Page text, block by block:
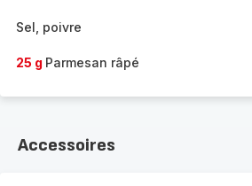
Sel, poivre
25 g Parmesan râpé
Accessoires